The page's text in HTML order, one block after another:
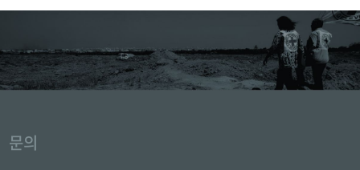
문의